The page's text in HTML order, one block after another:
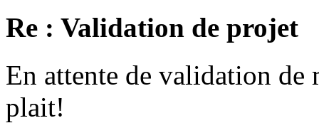
Re : Validation de projet
En attente de validation de
plait!